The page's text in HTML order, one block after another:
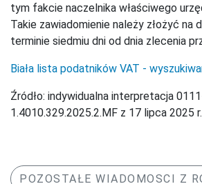
tym fakcie naczelnika właściwego
Takie zawiadomienie należy złożyć na
terminie siedmiu dni od dnia zlecenia
Biała lista podatników VAT -
Źródło: indywidualna interpretacja
1.4010.329.2025.2.MF z 17 lipca 2025 r.
POZOSTAŁE WIADOMOSCI Z